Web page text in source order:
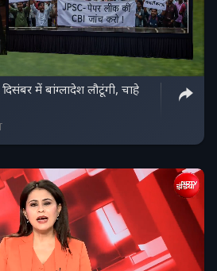
में बांग्लादेश लौटूंगी, चाहे